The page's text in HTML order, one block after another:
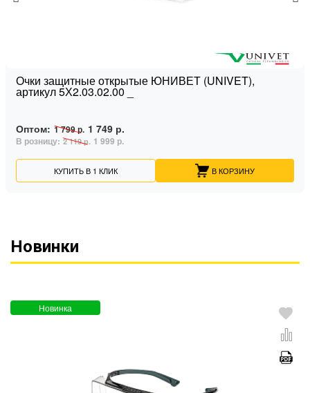
Очки защитные открытые ЮНИВЕТ (UNIVET),
артикул 5Х2.03.02.00 _
Оптом: 1 799 р. 1 749 р.
В розницу: 2 119 р. 1 999 р.
КУПИТЬ В 1 КЛИК В КОРЗИНУ
Новинки
Новинка